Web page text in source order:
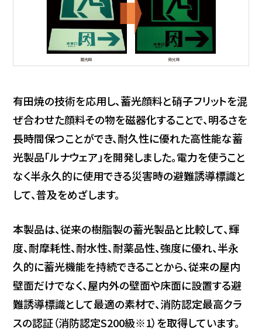
有田焼の技術を応用し、蓄光顔料と硝子フリットを混
ぜ合わせた顔料その物を磁器化することで、明るさを
長時間保つことができ、耐久性に優れた高性能な蓄
光製品「ルナウェア」を開発しました。電力を使うこと
なく半永久的に使用できる災害時の避難誘導標識と
して、普及をめざします。
本製品は、従来の樹脂製の蓄光製品と比較して、輝
度、耐摩耗性、耐水性、耐薬品性、強度に優れ、半永
久的に蓄光機能を持続できることから、従来の屋内
壁面だけでなく、屋内外の壁面や床面に設置する避
難誘導標識として最適の素材で、消防認定最高クラ
スの認証（消防認定S200級※1）を取得しています。